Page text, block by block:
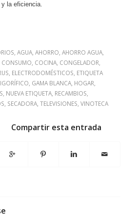
la eficiencia.
, AGUA, AHORRO, AHORRO AGUA,
CONSUMO, COCINA, CONGELADOR,
, ELECTRODOMÉSTICOS, ETIQUETA
, GAMA BLANCA, HOGAR,
, NUEVA ETIQUETA, RECAMBIOS,
, SECADORA, TELEVISIONES, VINOTECA
Compartir esta entrada